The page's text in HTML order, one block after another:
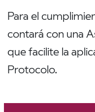
Para el
contará con una
que facilite la
Protocolo.